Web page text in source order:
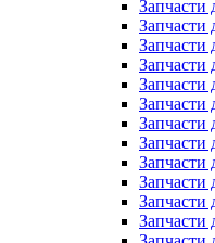
Запчасти
Запчасти
Запчасти
Запчасти
Запчасти
Запчасти
Запчасти
Запчасти
Запчасти
Запчасти
Запчасти
Запчасти